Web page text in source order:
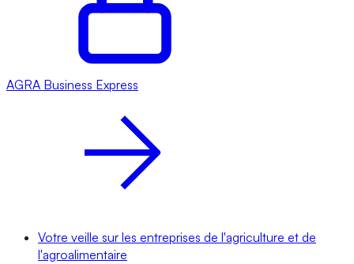
AGRA Business Express
Votre veille sur les entreprises de l'agriculture et de
l'agroalimentaire